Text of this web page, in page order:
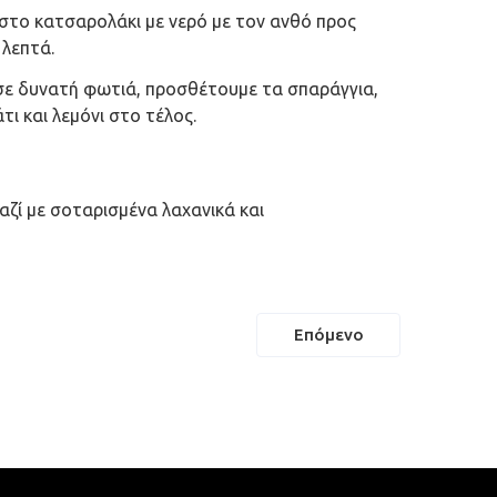
κατσαρολάκι με νερό με τον ανθό προς
δυνατή φωτιά, προσθέτουμε τα σπαράγγια,
και λεμόνι στο τέλος.
με σοταρισμένα λαχανικά και
Επόμενο